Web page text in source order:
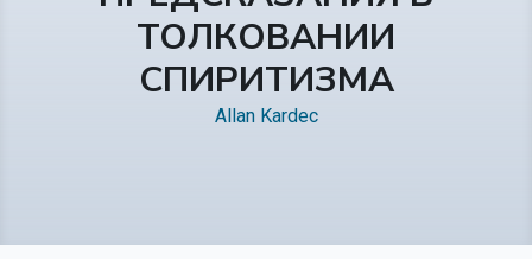
ТОЛКОВАНИИ
СПИРИТИЗМА
Allan Kardec